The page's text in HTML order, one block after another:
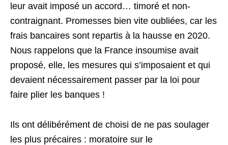
leur avait imposé un accord… timoré et non-
contraignant. Promesses bien vite oubliées, car les
frais bancaires sont repartis à la hausse en 2020.
Nous rappelons que la France insoumise avait
proposé, elle, les mesures qui s’imposaient et qui
devaient nécessairement passer par la loi pour
faire plier les banques !
Ils ont délibérément de choisi de ne pas soulager
les plus précaires : moratoire sur le